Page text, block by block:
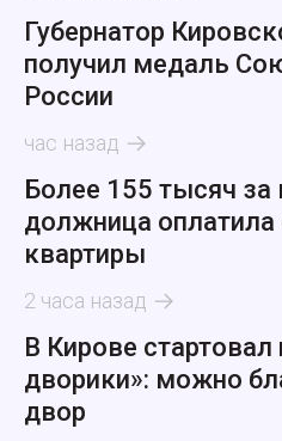
Губернатор
получил медаль
России
час назад
Более 155 тысяч
должница оплатила
квартиры
2 часа назад
В Кирове стартовал
дворики»: можно
двор